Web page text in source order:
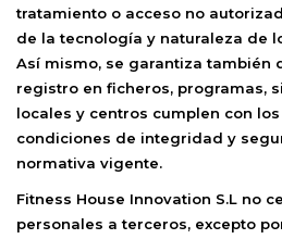
tratamiento o acceso no
de la tecnología y naturaleza de
Así mismo, se garantiza también
registro en ficheros, programas,
locales y centros cumplen con
condiciones de integridad y
normativa vigente.
Fitness House Innovation S.L no
personales a terceros, excepto